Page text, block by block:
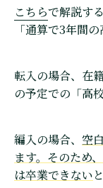
こちらで解説す
「通算で3年間
転入の場合、在
の予定での「高
編入の場合、 空
ます。そのため
は卒業できない